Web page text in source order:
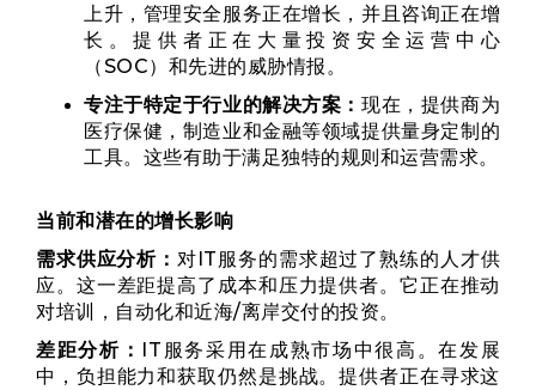
上升，管理安全服务正在增长，并且咨询正在增
长。提供者正在大量投资安全运营中心
（SOC）和先进的威胁情报。
专注于特定于行业的解决方案：现在，提供商为
医疗保健，制造业和金融等领域提供量身定制的
工具。这些有助于满足独特的规则和运营需求。
当前和潜在的增长影响
需求供应分析：对IT服务的需求超过了熟练的人才供
应。这一差距提高了成本和压力提供者。它正在推动
对培训，自动化和近海/离岸交付的投资。
差距分析： IT服务采用在成熟市场中很高。在发展
中，负担能力和获取仍然是挑战。提供者正在寻求这